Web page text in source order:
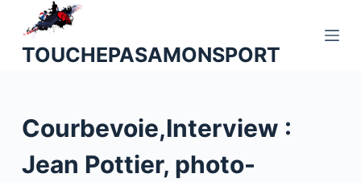
u
TOUCHEPASAMONSPORT
Courbevoie,Interview :
Jean Pottier, photo-